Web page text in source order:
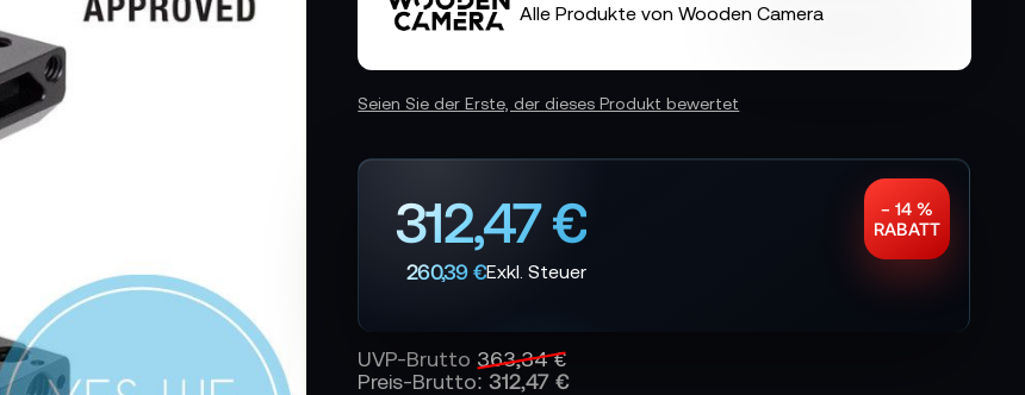
Alle Produkte von Wooden Camera
Seien Sie der Erste, der dieses Produkt bewertet
312,47 €
260,39 €
− 14 %
RABATT
UVP-Brutto 363,34 €
Preis-Brutto:312,47 €